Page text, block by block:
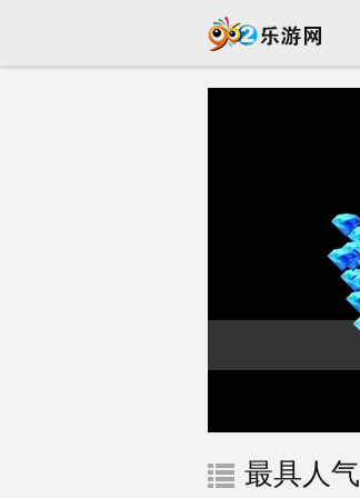
最具人气